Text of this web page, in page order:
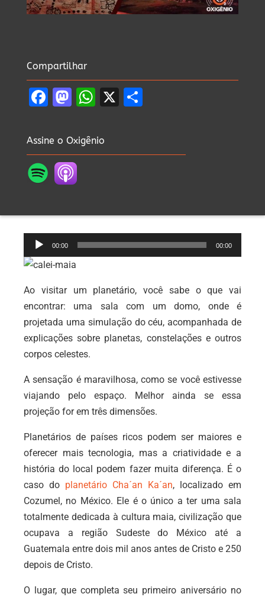
Compartilhar
Facebook
Mastodon
WhatsApp
X
Assine o Oxigênio
Tocador
de
00:00 00:00
Ao visitar um planetário, você sabe o que vai
encontrar: uma sala com um domo, onde é
projetada uma simulação do céu, acompanhada de
explicações sobre planetas, constelações e outros
corpos celestes.
A sensação é maravilhosa, como se você estivesse
viajando pelo espaço. Melhor ainda se essa
projeção for em três dimensões.
Planetários de países ricos podem ser maiores e
oferecer mais tecnologia, mas a criatividade e a
história do local podem fazer muita diferença. É o
caso do planetário Cha´an Ka´an, localizado em
Cozumel, no México. Ele é o único a ter uma sala
totalmente dedicada à cultura maia, civilização que
ocupava a região Sudeste do México até a
Guatemala entre dois mil anos antes de Cristo e 250
depois de Cristo.
O lugar, que completa seu primeiro aniversário no